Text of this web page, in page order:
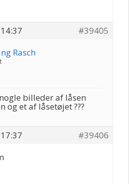
#39405
Rasch
billeder af låsen
og et af låsetøjet ???
#39406